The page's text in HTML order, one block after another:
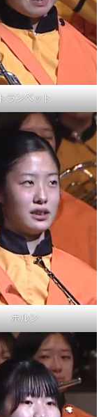
トランペット
ホルン